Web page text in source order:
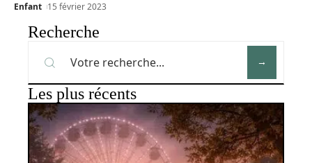
Enfant 15 février 2023
Recherche
Les plus récents